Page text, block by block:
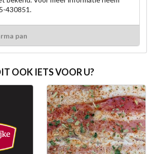
430851.
pan
OOK IETS VOOR U?